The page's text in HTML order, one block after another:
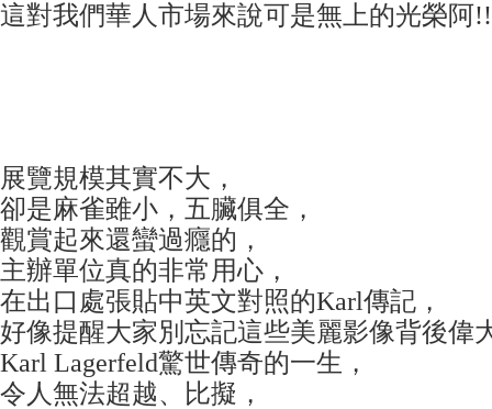
這對我們華人市場來說可是無上的光榮阿
展覽規模其實不大，
卻是麻雀雖小，五臟俱全，
觀賞起來還蠻過癮的，
主辦單位真的非常用心，
在出口處張貼中英文對照的Karl傳記，
好像提醒大家別忘記這些美麗影像背後偉
Karl Lagerfeld驚世傳奇的一生，
令人無法超越、比擬，